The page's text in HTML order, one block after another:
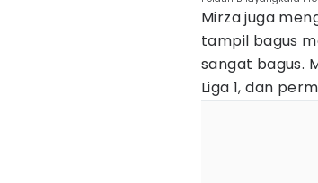
Mirza juga
tampil bagus
sangat bagus.
Liga 1, dan